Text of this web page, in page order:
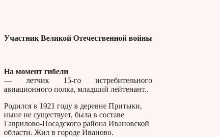
Участник Великой Отечественной войны
На момент гибели
— летчик 15-го истребительного
авиационного полка, младший лейтенант..
Родился в 1921 году в деревне Притыки,
ныне не существует, была в составе
Гаврилово-Посадского района Ивановской
области. Жил в городе Иваново.